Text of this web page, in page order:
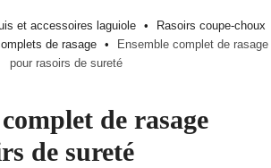
et accessoires laguiole
Rasoirs coupe-choux
de rasage
Ensemble complet de rasage
pour rasoirs de sureté
de rasage
de sureté